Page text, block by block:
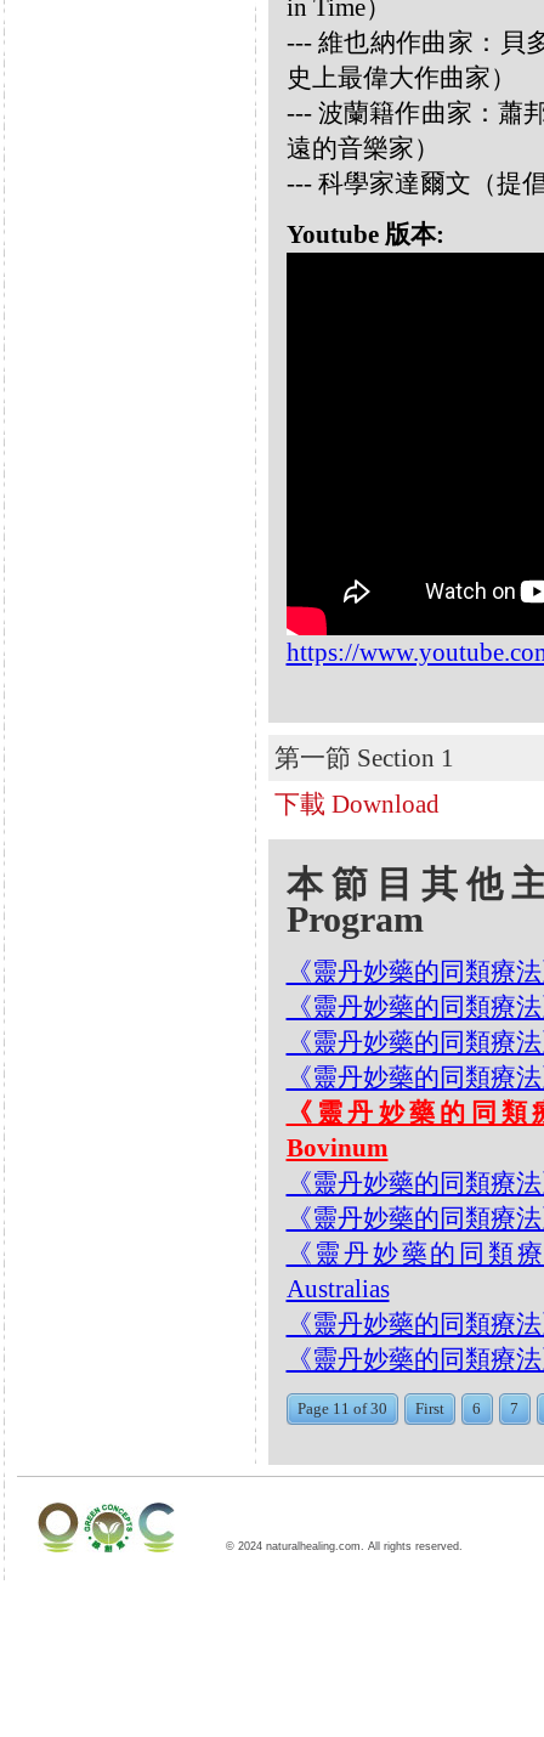
in Time）
--- 維也納作曲家：貝
史上最偉大作曲家）
--- 波蘭籍作曲家：蕭
遠的音樂家）
--- 科學家達爾文（提
Youtube 版本:
https://
第一節 Section 1
下載 Download
本節目其他
Program
《靈丹妙藥的同類療
《靈丹妙藥的同類療
《靈丹妙藥的同類療
《靈丹妙藥的同類療
《靈丹妙藥的同類
Bovinum
《靈丹妙藥的同類療
《靈丹妙藥的同類療
《靈丹妙藥的同類
Australias
《靈丹妙藥的同類療
《靈丹妙藥的同類療
Page 11 of 30 First 6 7
© 2024 naturalhealing.com. All rights reserved.